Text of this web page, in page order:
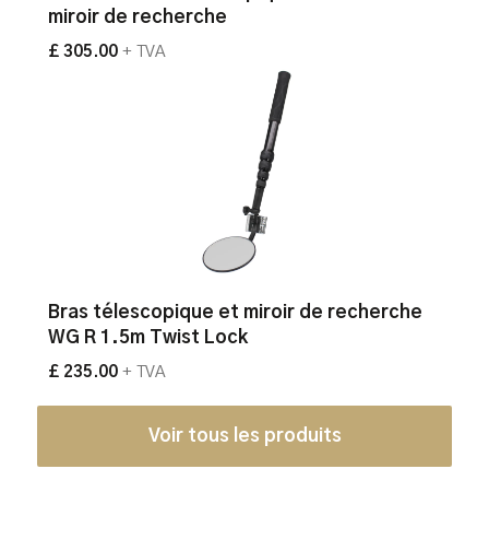
miroir de recherche
£ 305.00 + TVA
Bras télescopique et miroir de recherche
WG R 1.5m Twist Lock
£ 235.00 + TVA
Voir tous les produits